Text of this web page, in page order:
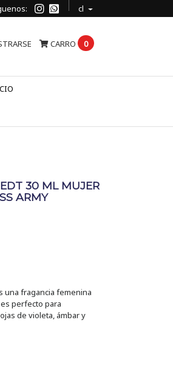
cl
CARRO 0
30 ML MUJER
ARMY
una fragancia femenina
perfecto para
de violeta, ámbar y